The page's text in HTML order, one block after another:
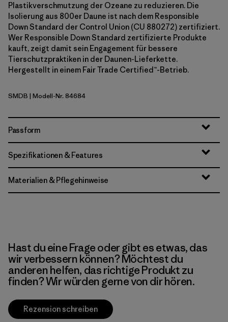
Plastikverschmutzung der Ozeane zu reduzieren. Die
Isolierung aus 800er Daune ist nach dem Responsible
Down Standard der Control Union (CU 880272) zertifiziert.
Wer Responsible Down Standard zertifizierte Produkte
kauft, zeigt damit sein Engagement für bessere
Tierschutzpraktiken in der Daunen-Lieferkette.
Hergestellt in einem Fair Trade Certified™-Betrieb.
Smolder Blue
SMDB | Modell-Nr. 84684
Passform
Spezifikationen & Features
Materialien & Pflegehinweise
Hast du eine Frage oder gibt es etwas, das
wir verbessern können? Möchtest du
anderen helfen, das richtige Produkt zu
finden? Wir würden gerne von dir hören.
Rezension schreiben